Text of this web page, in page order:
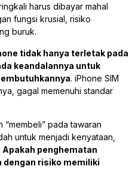
harus dibayar mahal
fungsi krusial, risiko
buruk.
tidak hanya terletak pada
keandalannya untuk
. iPhone SIM
gagal memenuhi standar
“membeli” pada tawaran
untuk menjadi kenyataan,
Apakah penghematan
dengan risiko memiliki